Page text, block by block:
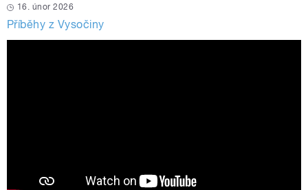
16. únor 2026
Příběhy z Vysočiny